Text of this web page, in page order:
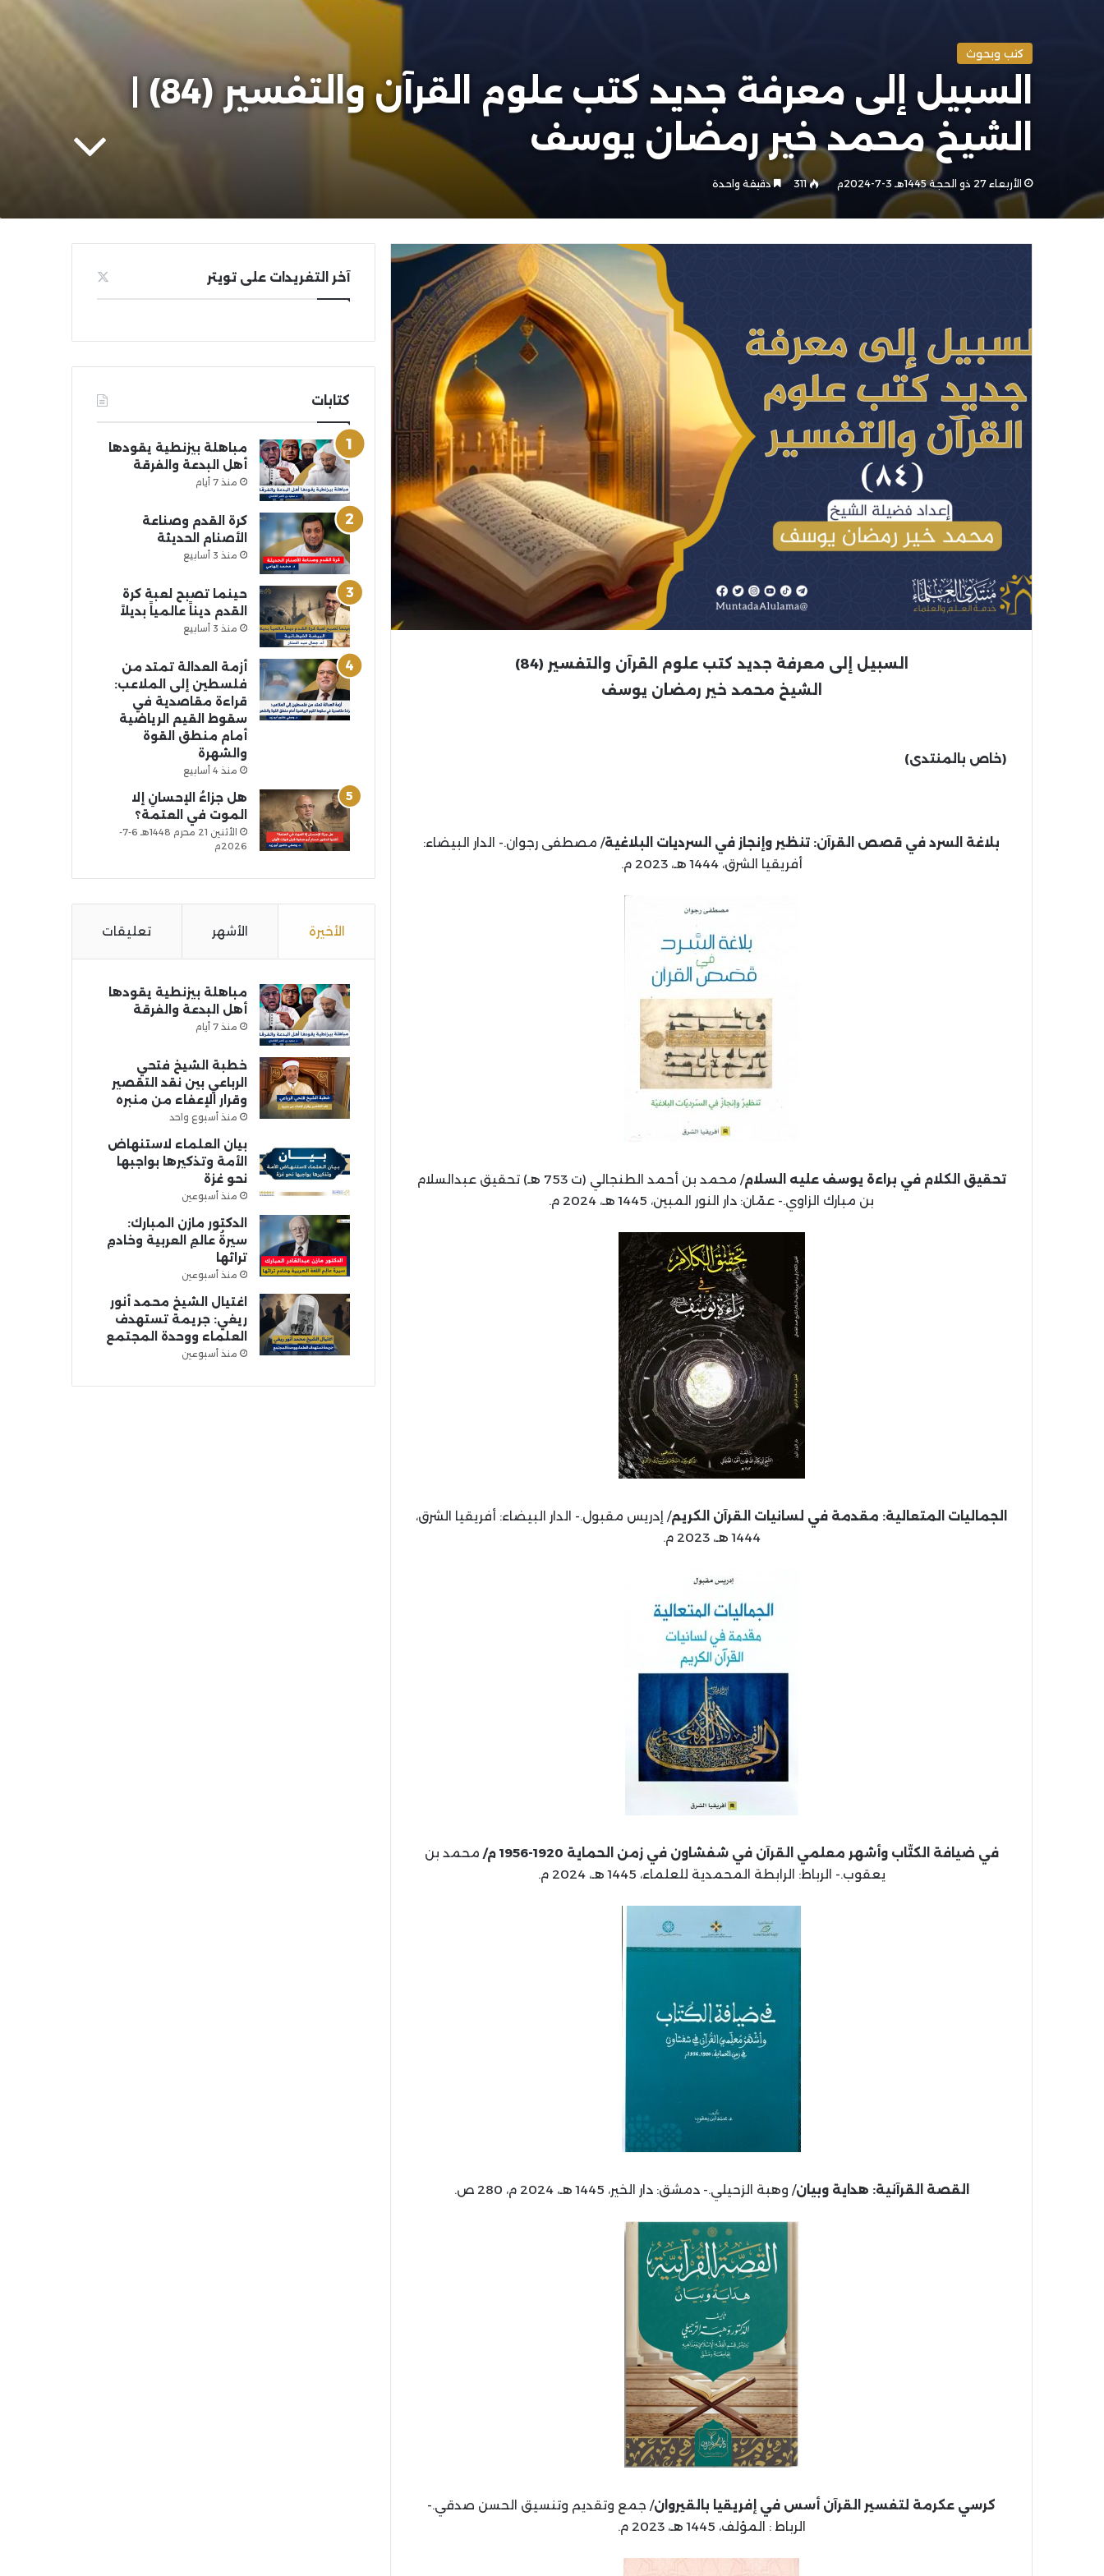
كتب وبحوث
السبيل إلى معرفة جديد كتب علوم القرآن والتفسير (84) |
الشيخ محمد خير رمضان يوسف
الأربعاء 27 ذو الحجة 1445هـ 3-7-2024م 311 دقيقة واحدة
السبيل إلى معرفة جديد كتب علوم القرآن والتفسير (84)
الشيخ محمد خير رمضان يوسف
(خاص بالمنتدى)
بلاغة السرد في قصص القرآن: تنظير وإنجاز في السرديات البلاغية/ مصطفى رجوان.- الدار البيضاء:
أفريقيا الشرق، 1444 هـ، 2023 م.
تحقيق الكلام في براءة يوسف عليه السلام
/ محمد بن أحمد الطنجالي (ت 753 هـ) تحقيق عبدالسلام
بن مبارك الزاوي.- عمّان: دار النور المبين، 1445 هـ، 2024 م.
الجماليات المتعالية: مقدمة في لسانيات القرآن الكريم/ إدريس مقبول.- الدار البيضاء: أفريقيا الشرق،
1444 هـ، 2023 م.
في ضيافة الكتّاب وأشهر معلمي القرآن في شفشاون في زمن الحماية 1920-1956 م/
محمد بن
يعقوب.- الرباط: الرابطة المحمدية للعلماء، 1445 هـ، 2024 م.
القصة القرآنية: هداية وبيان/ وهبة الزحيلي.- دمشق: دار الخير، 1445 هـ، 2024 م، 280 ص.
كرسي عكرمة لتفسير القرآن أسس في إفريقيا بالقيروان/ جمع وتقديم وتنسيق الحسن صدقي.-
الرباط : المؤلف، 1445 هـ، 2023 م.
آخر التغريدات على تويتر
كتابات
مباهلة بيزنطية يقودها
أهل البدعة والفرقة
منذ 7 أيام
كرة القدم وصناعة
الأصنام الحديثة
منذ 3 أسابيع
حينما تصبح لعبة كرة
القدم ديناً عالمياً بديلاً
منذ 3 أسابيع
أزمة العدالة تمتد من
فلسطين إلى الملاعب:
قراءة مقاصدية في
سقوط القيم الرياضية
أمام منطق القوة
والشهرة
منذ 4 أسابيع
هل جزاءُ الإحسانِ إلا
الموت في العتمة؟
الأثنين 21 محرم 1448هـ 6-7-
2026م
الأخيرة الأشهر تعليقات
مباهلة بيزنطية يقودها
أهل البدعة والفرقة
منذ 7 أيام
خطبة الشيخ فتحي
الرباعي بين نقد التقصير
وقرار الإعفاء من منبره
منذ أسبوع واحد
بيان العلماء لاستنهاض
الأمة وتذكيرها بواجبها
نحو غزة
منذ أسبوعين
الدكتور مازن المبارك:
سيرةُ عالمِ العربية وخادمِ
تراثها
منذ أسبوعين
اغتيال الشيخ محمد أنور
ريغي: جريمة تستهدف
العلماء ووحدة المجتمع
منذ أسبوعين